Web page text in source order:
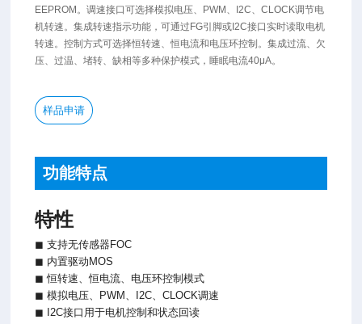
EEPROM。调速接口可选择模拟电压、PWM、I2C、CLOCK调节电
机转速。集成转速指示功能，可通过FG引脚或I2C接口实时读取电机
转速。控制方式可选择恒转速、恒电流和电压环控制。集成过流、欠
压、过温、堵转、缺相等多种保护模式，睡眠电流40μA。
样品申请
功能特点
特性
◼ 支持无传感器FOC
◼ 内置驱动MOS
◼ 恒转速、恒电流、电压环控制模式
◼ 模拟电压、PWM、I2C、CLOCK调速
◼ I2C接口用于电机控制和状态回读